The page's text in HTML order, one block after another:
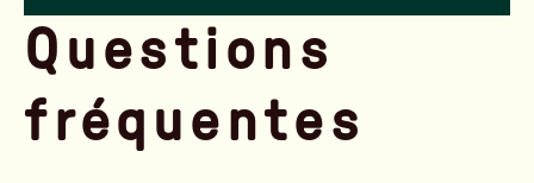
Questions
fréquentes